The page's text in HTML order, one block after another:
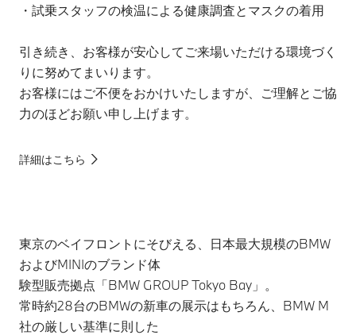
・試乗スタッフの検温による健康調査とマスクの着用
引き続き、お客様が安心してご来場いただける環境づく
りに努めてまいります。
お客様にはご不便をおかけいたしますが、ご理解とご協
力のほどお願い申し上げます。
詳細はこちら
東京のベイフロントにそびえる、日本最大規模のBMW
およびMINIのブランド体
験型販売拠点「BMW GROUP Tokyo Bay」。
常時約28台のBMWの新車の展示はもちろん、BMW M
社の厳しい基準に則した